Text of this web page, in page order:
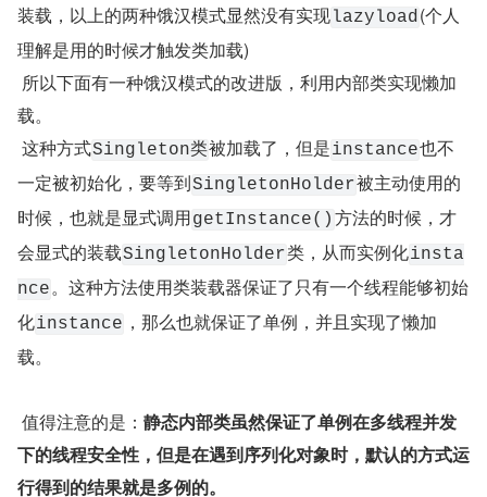
装载，以上的两种饿汉模式显然没有实现lazyload(个人
理解是用的时候才触发类加载)
载。
这种方式Singleton类被加载了，但是instance也不
一定被初始化，要等到SingletonHolder被主动使用的
时候，也就是显式调用getInstance() 方法的时候，才
会显式的装载SingletonHolder类，从而实例化insta
nce。这种方法使用类装载器保证了只有一个线程能够初始
化instance ，那么也就保证了单例，并且实现了懒加
载。
值得注意的是： 静态内部类虽然保证了单例在多线程并发
下的线程安全性，但是在遇到序列化对象时，默认的方式运
行得到的结果就是多例的。